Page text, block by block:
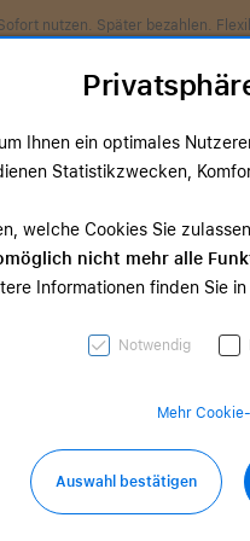
nutzen. Später bezahlen.
TV & Home
Ihnen ein optimales
Statistikzwecken,
welche Cookies Sie
nicht mehr alle
Informationen finden Sie
Notwendig
Mehr
Auswahl bestätigen